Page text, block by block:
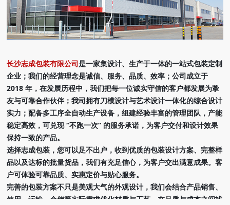
长沙志成包装有限公司是一家集设计、生产于一体的一站式包装定制
企业；我们的经营理念是诚信、服务、品质、效率；公司成立于
2018 年，在发展历程中，我们把每一位诚实守信的客户都发展为挚
友与可靠合作伙伴；我司拥有刀模设计与艺术设计一体化的综合设计
实力；配备多工序全自动生产设备，组建经验丰富的管理团队，产能
稳定高效，可兑现 “不跑一次” 的服务承诺，为客户交付和设计效果
保持一致的产品。
选择志成包装，您可以足不出户，收到优质的包装设计方案、完整样
品以及达标的批量货品，我们有充足信心，为客户交出满意成果。客
户可体验可靠品质、实惠定价与贴心服务。
完善的包装方案不只是美观大气的外观设计，我们会结合产品销售、
使用、运输、仓储等实际需求优化材质与工艺，在品质与成本之间找